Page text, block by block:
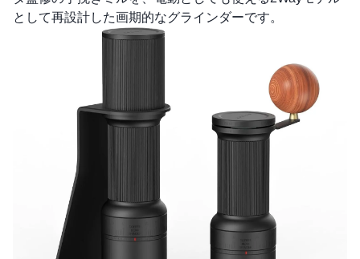
として再設計した画期的なグラインダーです。